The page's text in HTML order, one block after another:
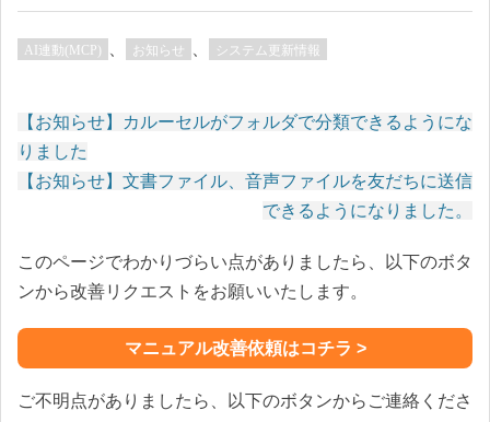
AI連動(MCP) お知らせ システム更新情報
投
稿
ゲ
ー
ン
【お知らせ】カルーセルがフォルダで分類できるようにな
りました
【お知らせ】文書ファイル、音声ファイルを友だちに送信
できるようになりました。
このページでわかりづらい点がありましたら、以下のボタ
ンから改善リクエストをお願いいたします。
マニュアル改善依頼はコチラ >
ご不明点がありましたら、以下のボタンからご連絡くださ